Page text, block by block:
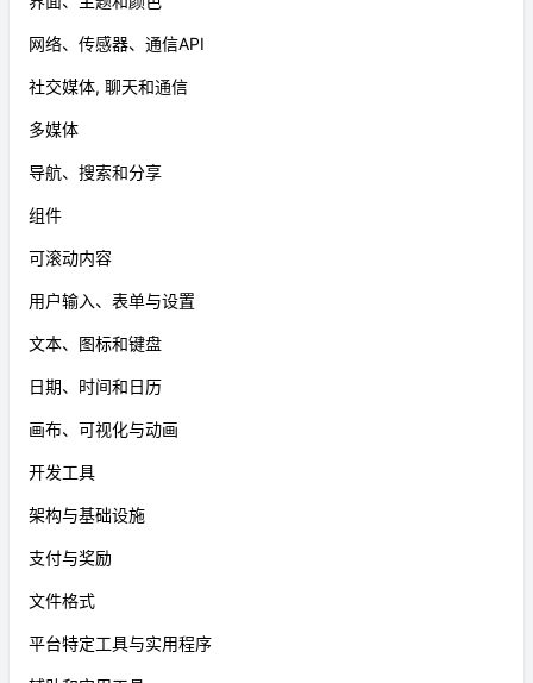
网络、传感器、通信API
社交媒体, 聊天和通信
多媒体
导航、搜索和分享
组件
可滚动内容
用户输入、表单与设置
文本、图标和键盘
日期、时间和日历
画布、可视化与动画
开发工具
架构与基础设施
支付与奖励
文件格式
平台特定工具与实用程序